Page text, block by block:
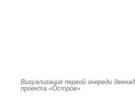
Визуализация первой очереди
проекта «Остров»